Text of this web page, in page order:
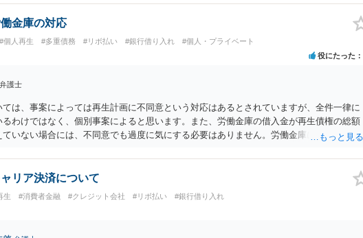
金庫の対応
#個人再生 #多重債務 #リボ払い #銀行借り入れ #個人・プライベート
役にたった
弁護士
は、事案によっては再生計画に不同意という対応はあるとされていますが、全件一律に
わけではなく、個別事案によると思います。また、労働金庫の借入金が再生債権の総額
いない場合には、不同意でも過度に気にする必要はありません。労働金庫には、書面決
験豊富な弁護士へ相談されればよいと思います。
リア決済について
生 #消費者金融 #クレジット会社 #リボ払い #銀行借り入れ